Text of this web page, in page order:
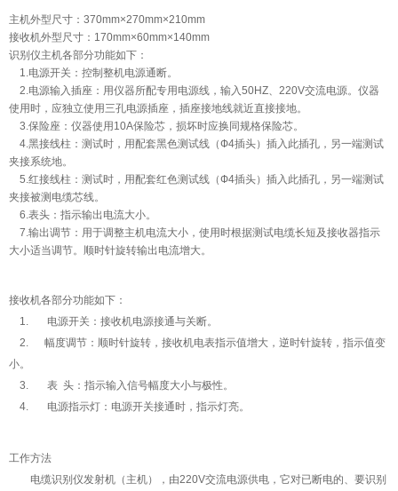
主机外型尺寸：370mm×270mm×210mm
接收机外型尺寸：170mm×60mm×140mm
识别仪主机各部分功能如下：
1.电源开关：控制整机电源通断。
2.电源输入插座：用仪器所配专用电源线，输入50HZ、220V交流电源。仪器
使用时，应独立使用三孔电源插座，插座接地线就近直接接地。
3.保险座：仪器使用10A保险芯，损坏时应换同规格保险芯。
4.黑接线柱：测试时，用配套黑色测试线（Ф4插头）插入此插孔，另一端测试
夹接系统地。
5.红接线柱：测试时，用配套红色测试线（Ф4插头）插入此插孔，另一端测试
夹接被测电缆芯线。
6.表头：指示输出电流大小。
7.输出调节：用于调整主机电流大小，使用时根据测试电缆长短及接收器指示
大小适当调节。顺时针旋转输出电流增大。
接收机各部分功能如下：
1. 电源开关：接收机电源接通与关断。
2. 幅度调节：顺时针旋转，接收机电表指示值增大，逆时针旋转，指示值变
小。
3. 表 头：指示输入信号幅度大小与极性。
4. 电源指示灯：电源开关接通时，指示灯亮。
工作方法
电缆识别仪发射机（主机），由220V交流电源供电，它对已断电的、要识别